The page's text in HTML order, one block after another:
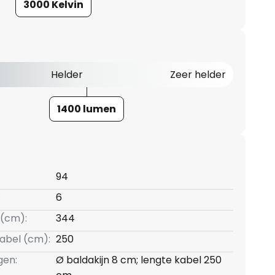
3000 Kelvin
Helder Zeer helder
1400 lumen
94
6
344
(cm): 250
Ø baldakijn 8 cm; lengte kabel 250